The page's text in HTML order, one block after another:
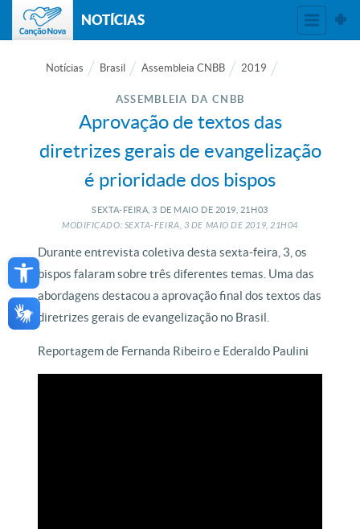
Open toolbar
NOTÍCIAS
Notícias Brasil Assembleia CNBB 2019
ASSEMBLEIA DA CNBB
Aprovação de textos das
diretrizes gerais de evangelização
é prioridade dos bispos
SEXTA-FEIRA, 3 DE MAIO DE 2019, 21H03
MODIFICADO: SEXTA-FEIRA, 3 DE MAIO DE 2019, 21H04
Durante entrevista coletiva desta sexta-feira, 3, os
bispos falaram sobre três diferentes temas. Uma das
abordagens destacou a aprovação final dos textos das
diretrizes gerais de evangelização no Brasil.
Reportagem de Fernanda Ribeiro e Ederaldo Paulini